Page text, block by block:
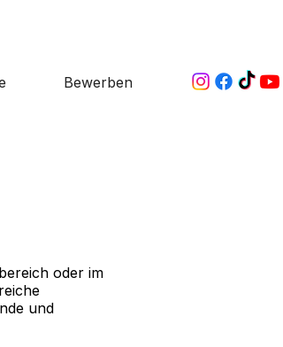
Bewerben
oder im
und